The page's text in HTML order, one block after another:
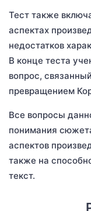
Тест также
аспектах
недостатков
В конце теста
вопрос,
превращением
Все вопросы
понимания
аспектов
также на
текст.